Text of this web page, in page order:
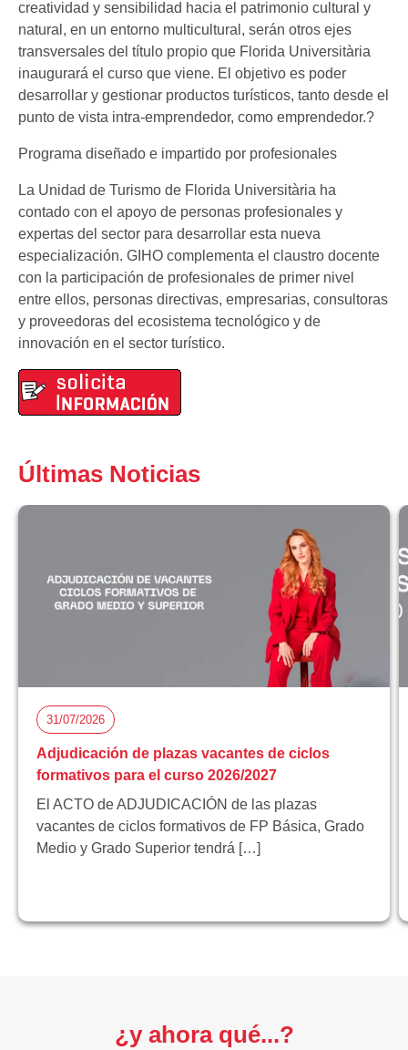
creatividad y sensibilidad hacia el patrimonio cultural y
natural, en un entorno multicultural, serán otros ejes
transversales del título propio que Florida Universitària
inaugurará el curso que viene. El objetivo es poder
desarrollar y gestionar productos turísticos, tanto desde el
punto de vista intra-emprendedor, como emprendedor.?
Programa diseñado e impartido por profesionales
La Unidad de Turismo de Florida Universitària ha
contado con el apoyo de personas profesionales y
expertas del sector para desarrollar esta nueva
especialización. GIHO complementa el claustro docente
con la participación de profesionales de primer nivel
entre ellos, personas directivas, empresarias, consultoras
y proveedoras del ecosistema tecnológico y de
innovación en el sector turístico.
Últimas Noticias
31/07/2026
Adjudicación de plazas vacantes de ciclos
formativos para el curso 2026/2027
El ACTO de ADJUDICACIÓN de las plazas
vacantes de ciclos formativos de FP Básica, Grado
Medio y Grado Superior tendrá […]
¿y ahora qué...?